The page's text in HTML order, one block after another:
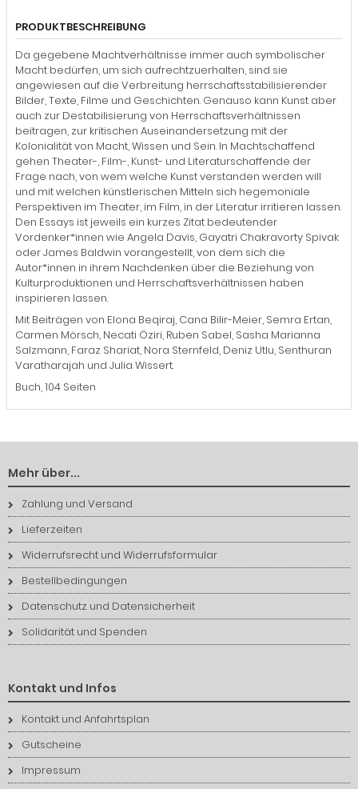
PRODUKTBESCHREIBUNG
Da gegebene Machtverhältnisse immer auch symbolischer
Macht bedürfen, um sich aufrechtzuerhalten, sind sie
angewiesen auf die Verbreitung herrschaftsstabilisierender
Bilder, Texte, Filme und Geschichten. Genauso kann Kunst aber
auch zur Destabilisierung von Herrschaftsverhältnissen
beitragen, zur kritischen Auseinandersetzung mit der
Kolonialität von Macht, Wissen und Sein. In Machtschaffend
gehen Theater-, Film-, Kunst- und Literaturschaffende der
Frage nach, von wem welche Kunst verstanden werden will
und mit welchen künstlerischen Mitteln sich hegemoniale
Perspektiven im Theater, im Film, in der Literatur irritieren lassen.
Den Essays ist jeweils ein kurzes Zitat bedeutender
Vordenker*innen wie Angela Davis, Gayatri Chakravorty Spivak
oder James Baldwin vorangestellt, von dem sich die
Autor*innen in ihrem Nachdenken über die Beziehung von
Kulturproduktionen und Herrschaftsverhältnissen haben
inspirieren lassen.
Mit Beiträgen von Elona Beqiraj, Cana Bilir-Meier, Semra Ertan,
Carmen Mörsch, Necati Öziri, Ruben Sabel, Sasha Marianna
Salzmann, Faraz Shariat, Nora Sternfeld, Deniz Utlu, Senthuran
Varatharajah und Julia Wissert.
Buch, 104 Seiten
Mehr über...
Zahlung und Versand
Lieferzeiten
Widerrufsrecht und Widerrufsformular
Bestellbedingungen
Datenschutz und Datensicherheit
Solidarität und Spenden
Kontakt und Infos
Kontakt und Anfahrtsplan
Gutscheine
Impressum